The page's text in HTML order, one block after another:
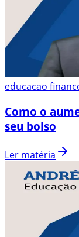
educacao
Como o
seu bolso
Ler matéria